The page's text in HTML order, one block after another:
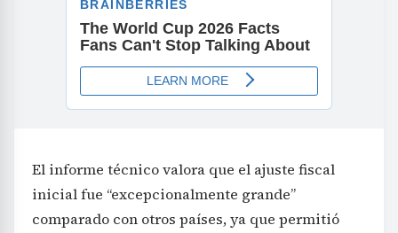
El informe técnico valora que el ajuste fiscal
inicial fue “excepcionalmente grande”
comparado con otros países, ya que permitió